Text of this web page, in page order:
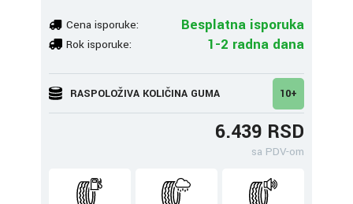
Cena isporuke: Besplatna isporuka
Rok isporuke: 1-2 radna dana
RASPOLOŽIVA KOLIČINA GUMA 10+
6.439 RSD
sa PDV-om